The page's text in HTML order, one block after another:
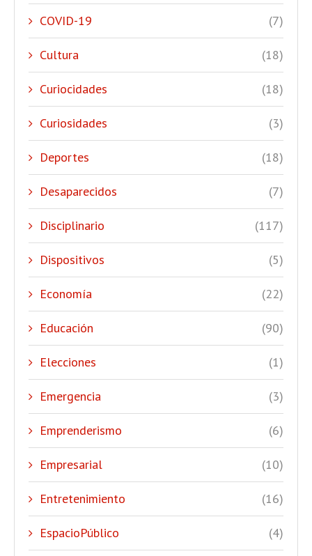
COVID-19 (7)
Cultura (18)
Curiocidades (18)
Curiosidades (3)
Deportes (18)
Desaparecidos (7)
Disciplinario (117)
Dispositivos (5)
Economía (22)
Educación (90)
Elecciones (1)
Emergencia (3)
Emprenderismo (6)
Empresarial (10)
Entretenimiento (16)
EspacioPúblico (4)